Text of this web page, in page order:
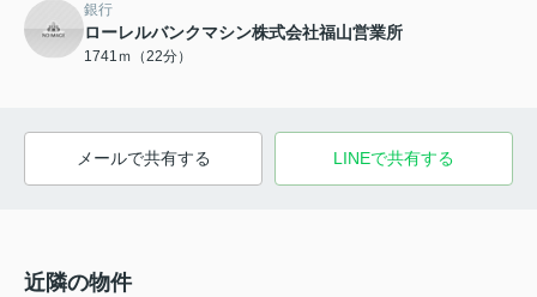
銀行
ローレルバンクマシン株式会社福山営業所
1741ｍ（22分）
メールで共有する LINEで共有する
近隣の物件